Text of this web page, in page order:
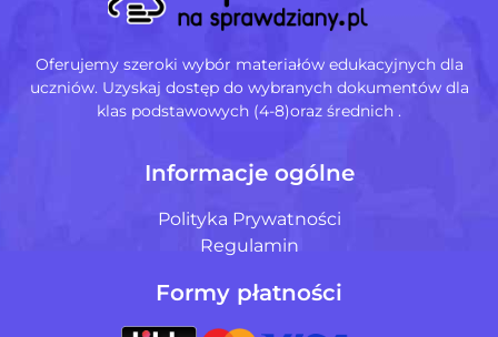
Oferujemy szeroki wybór materiałów edukacyjnych dla
uczniów. Uzyskaj dostęp do wybranych dokumentów dla
klas podstawowych (4-8)oraz średnich .
Informacje ogólne
Polityka Prywatności
Regulamin
Formy płatności